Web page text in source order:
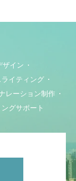
ザイン
イティング
レーション制作
グサポート